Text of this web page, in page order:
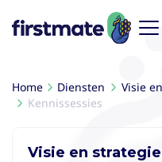
Home Diensten
Visie
Kennissessies
Visie en